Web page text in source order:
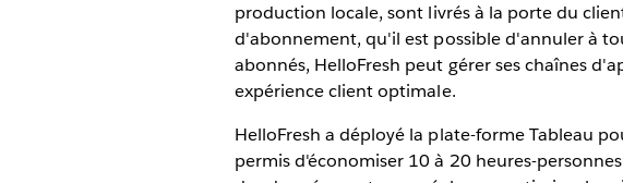
production locale, sont livrés à la porte du
d'abonnement, qu'il est possible d'annuler à
abonnés, HelloFresh peut gérer ses chaînes
expérience client optimale.
HelloFresh a déployé la plate-forme Tableau
permis d'économiser 10 à 20 heures-